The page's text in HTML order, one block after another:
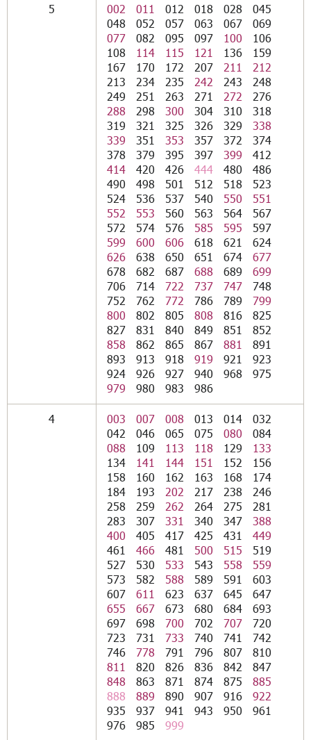
5 002 011 012 018 028
045
048
052 057 063 067
069
077
082 095 097 100
106
108
114 115 121 136
159
167
170 172 207 211
212
213
234 235 242 243
248
249
251 263 271 272
276
288
298 300 304 310
318
319
321 325 326 329
338
339
351 353 357 372
374
378
379 395 397 399
412
414
420 426 444 480
486
490
498 501 512 518
523
524
536 537 540 550
551
552
553 560 563 564
567
572
574 576 585 595
597
599
600 606 618 621
624
626
638 650 651 674
677
678
682 687 688 689
699
706
714 722 737 747
748
752
762 772 786 789
799
800
802 805 808 816
825
827
831 840 849 851
852
858
862 865 867 881
891
893
913 918 919 921
923
924
926 927 940 968
975
979
980 983 986
4 003 007 008 013 014
032
042
046 065 075 080
084
088
109 113 118 129
133
134
141 144 151 152
156
158
160 162 163 168
174
184
193 202 217 238
246
258
259 262 264 275
281
283
307 331 340 347
388
400
405 417 425 431
449
461
466 481 500 515
519
527
530 533 543 558
559
573
582 588 589 591
603
607
611 623 637 645
647
655
667 673 680 684
693
697
698 700 702 707
720
723
731 733 740 741
742
746
778 791 796 807
810
811
820 826 836 842
847
848
863 871 874 875
885
888
889 890 907 916
922
935
937 941 943 950
961
976
985 999